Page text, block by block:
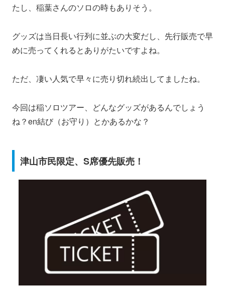
たし、稲葉さんのソロの時もありそう。
グッズは当日長い行列に並ぶの大変だし、先行販売で早
めに売ってくれるとありがたいですよね。
ただ、凄い人気で早々に売り切れ続出してましたね。
今回は稲ソロツアー、どんなグッズがあるんでしょう
ね？en結び（お守り）とかあるかな？
津山市民限定、S席優先販売！